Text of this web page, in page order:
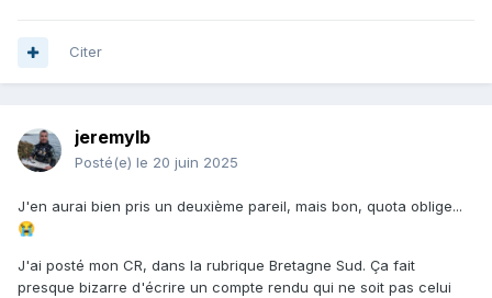
Citer
jeremylb
Posté(e) le 20 juin 2025
J'en aurai bien pris un deuxième pareil, mais bon, quota oblige...
😭
J'ai posté mon CR, dans la rubrique Bretagne Sud. Ça fait
presque bizarre d'écrire un compte rendu qui ne soit pas celui